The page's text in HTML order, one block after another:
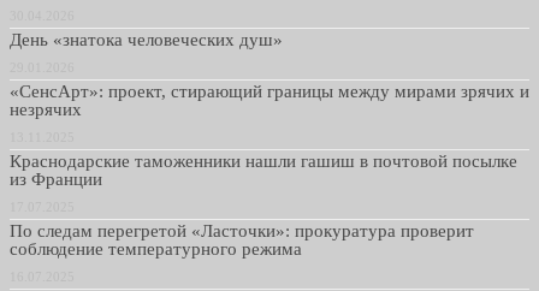
День «знатока человеческих душ»
«СенсАрт»: проект, стирающий границы между мирами зрячих и
незрячих
Краснодарские таможенники нашли гашиш в почтовой посылке
из Франции
По следам перегретой «Ласточки»: прокуратура проверит
соблюдение температурного режима